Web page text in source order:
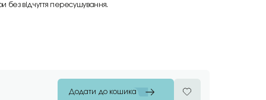
без відчуття пересушування.
Додати до кошика